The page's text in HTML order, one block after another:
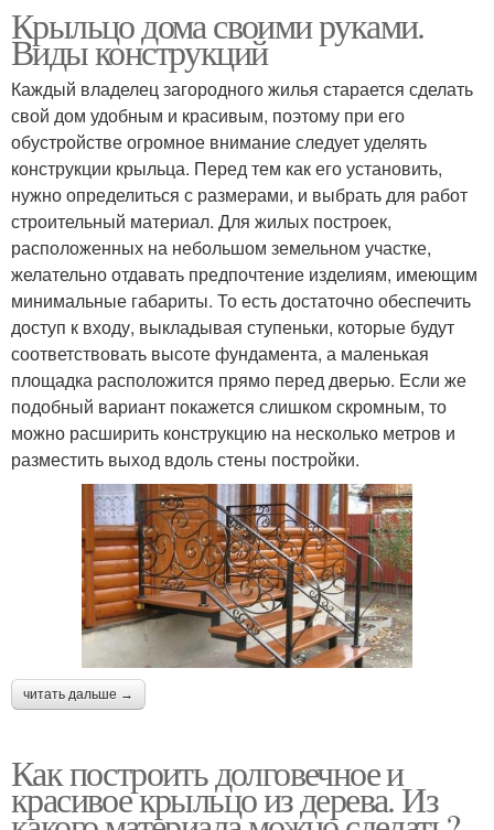
Крыльцо дома своими руками.
Виды конструкций
Каждый владелец загородного жилья старается сделать
свой дом удобным и красивым, поэтому при его
обустройстве огромное внимание следует уделять
конструкции крыльца. Перед тем как его установить,
нужно определиться с размерами, и выбрать для работ
строительный материал. Для жилых построек,
расположенных на небольшом земельном участке,
желательно отдавать предпочтение изделиям, имеющим
минимальные габариты. То есть достаточно обеспечить
доступ к входу, выкладывая ступеньки, которые будут
соответствовать высоте фундамента, а маленькая
площадка расположится прямо перед дверью. Если же
подобный вариант покажется слишком скромным, то
можно расширить конструкцию на несколько метров и
разместить выход вдоль стены постройки.
читать дальше →
Как построить долговечное и
красивое крыльцо из дерева. Из